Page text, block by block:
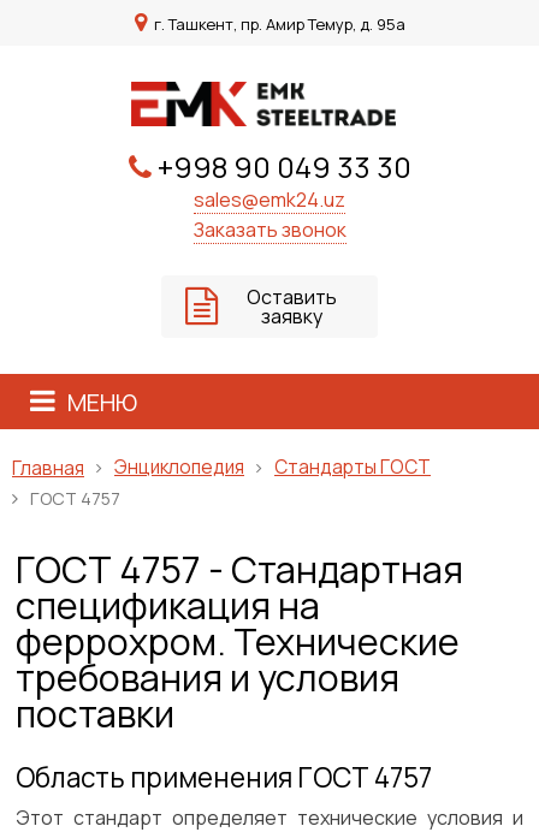
г. Ташкент, пр. Амир Темур, д. 95а
+998 90 049 33 30
sales@emk24.uz
Заказать звонок
Оставить
заявку
МЕНЮ
Главная Энциклопедия Стандарты ГОСТ
ГОСТ 4757
ГОСТ 4757 - Стандартная
спецификация на
феррохром. Технические
требования и условия
поставки
Область применения ГОСТ 4757
Этот стандарт определяет технические условия и